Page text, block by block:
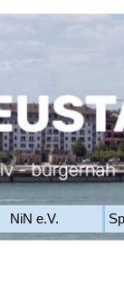
NiN e.V.